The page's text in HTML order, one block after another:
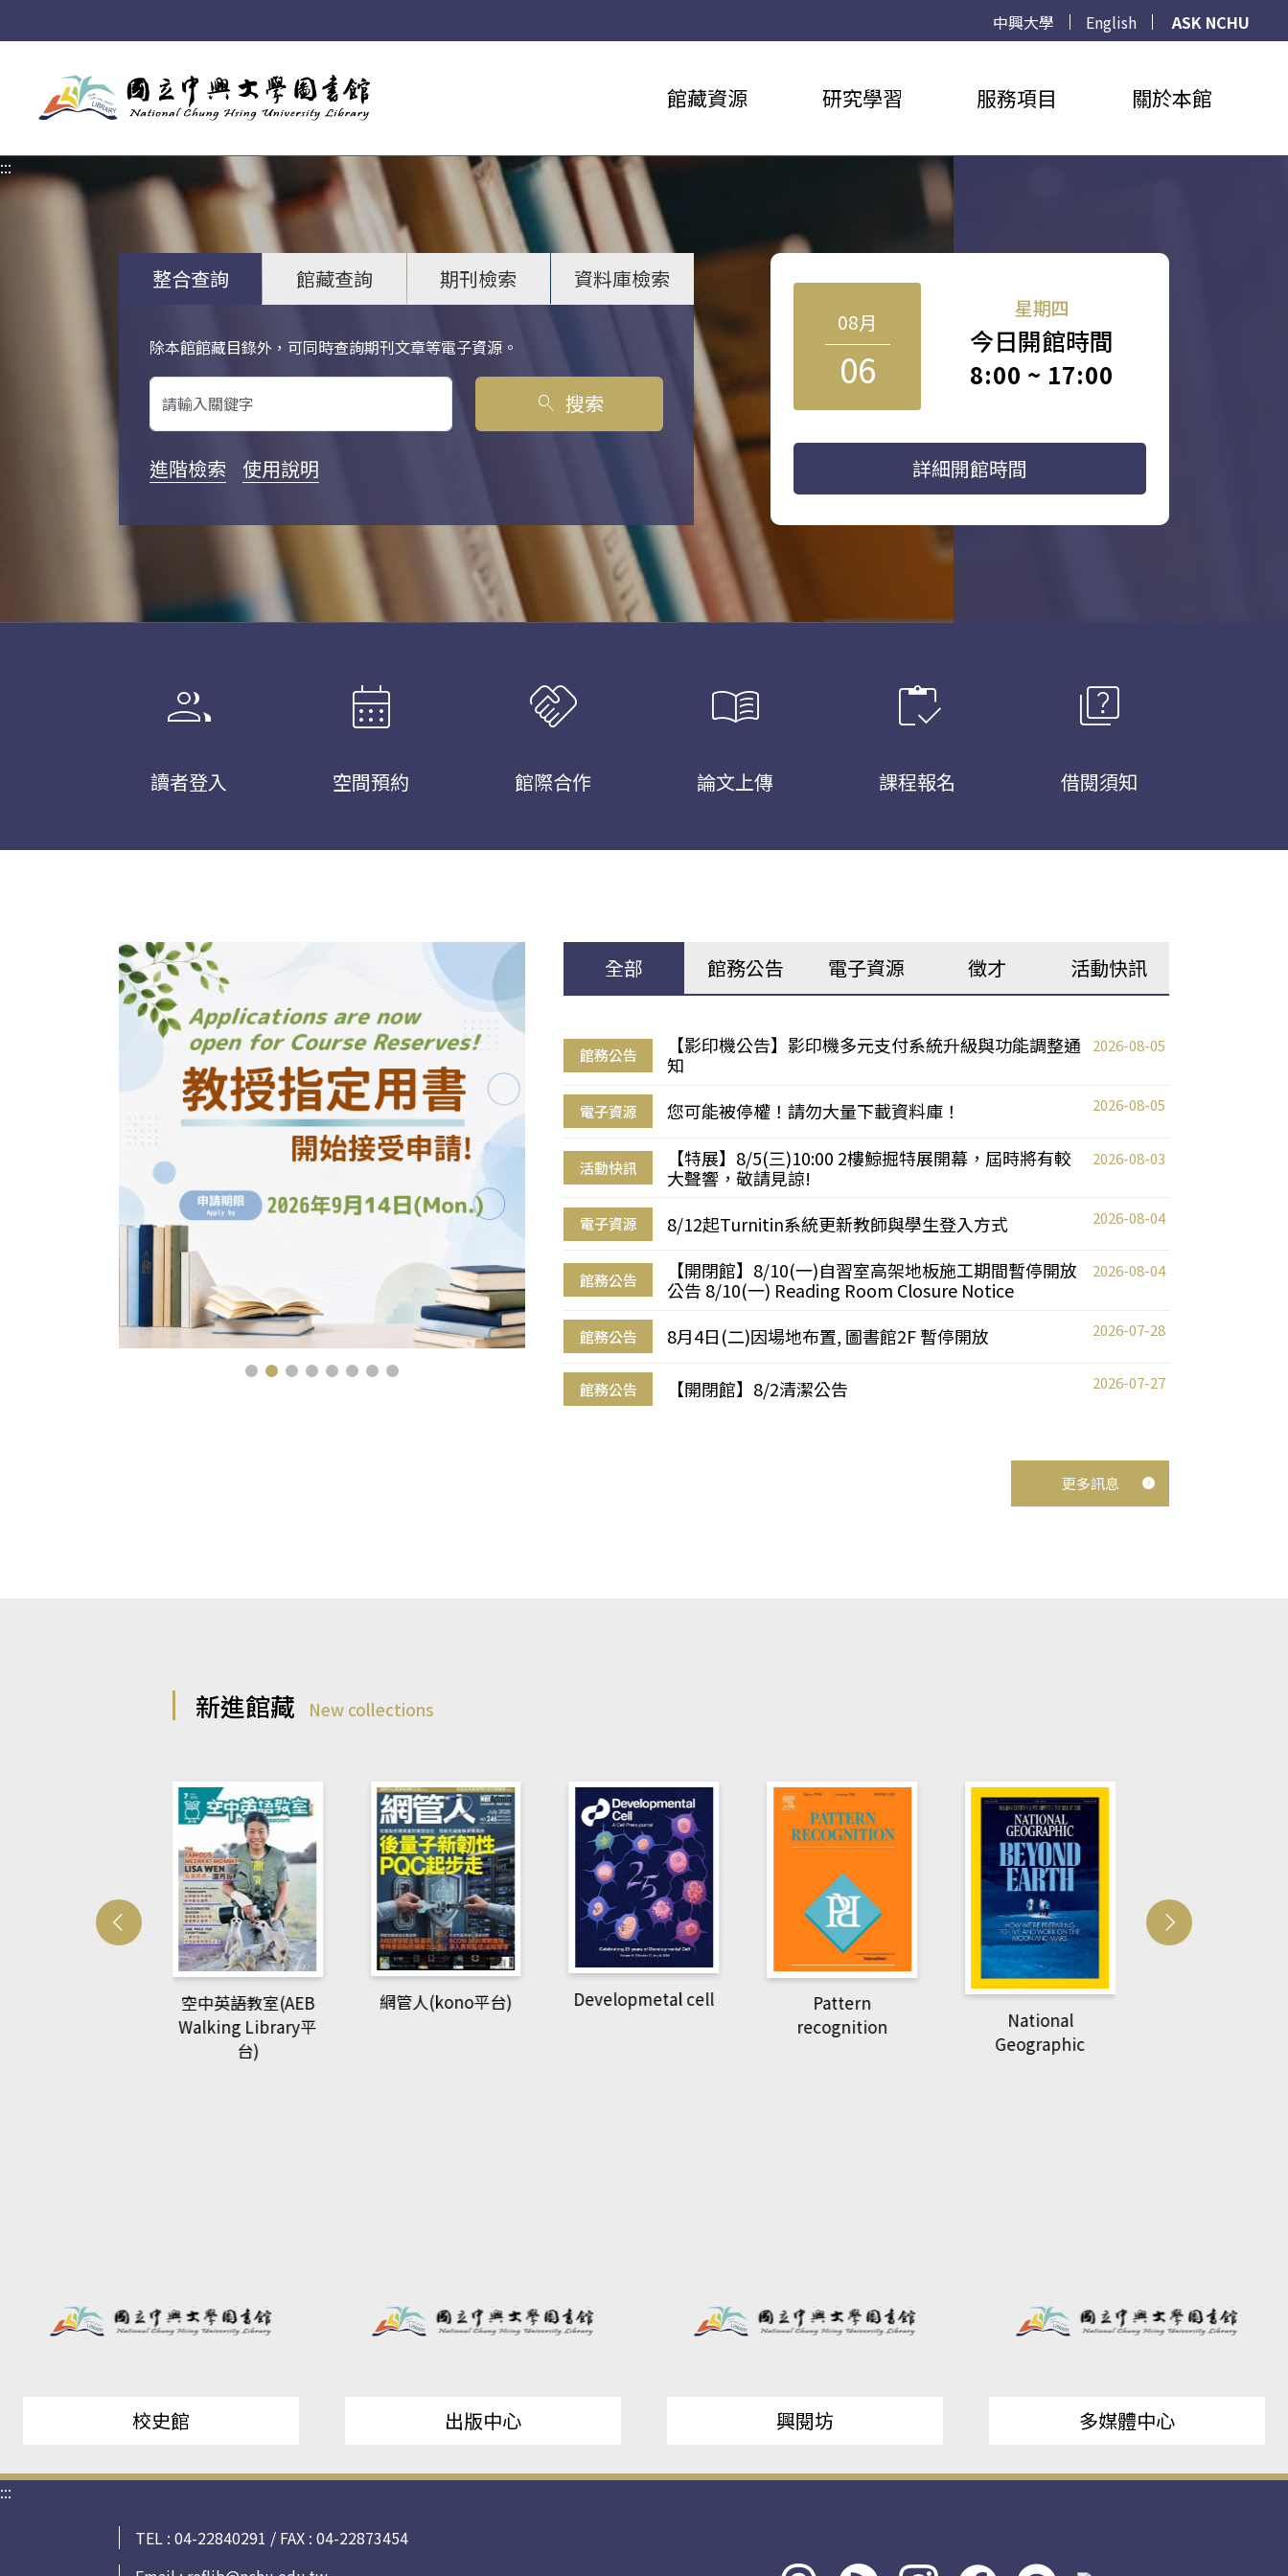
中興大學 English
ASK NCHU
館藏資源 研究學習 服務項目 關於本館
:::
整合查詢 館藏查詢 期刊檢索 資料庫檢索
除本館館藏目錄外，可同時查詢期刊文章等電子資源。
關鍵字搜尋
search 搜索
進階檢索 使用說明
08月
06
星期四
今日開館時間
8:00 ~ 17:00
詳細開館時間
group
讀者登入
calendar_month
空間預約
handshake
館際合作
menu_book
論文上傳
inventory
課程報名
quiz
借閱須知
全部 館務公告 電子資源 徵才 活動快訊
館務公告
【影印機公告】影印機多元支付系統升級與功能調整通
知
2026-08-05
電子資源 您可能被停權！請勿大量下載資料庫！ 2026-08-05
活動快訊
【特展】8/5(三)10:00 2樓鯨掘特展開幕，屆時將有較
大聲響，敬請見諒!
2026-08-03
電子資源 8/12起Turnitin系統更新教師與學生登入方式 2026-08-04
館務公告
【開閉館】8/10(一)自習室高架地板施工期間暫停開放
公告 8/10(一) Reading Room Closure Notice
2026-08-04
館務公告 8月4日(二)因場地布置, 圖書館2F 暫停開放 2026-07-28
館務公告 【開閉館】8/2清潔公告 2026-07-27
更多訊息
新進館藏 New collections
網管人(kono平台) Developmetal cell
Pattern
National
Geographic
Harvard Business
Review
校史館 出版中心 興閱坊 多媒體中心
:::
TEL : 04-22840291 / FAX : 04-22873454